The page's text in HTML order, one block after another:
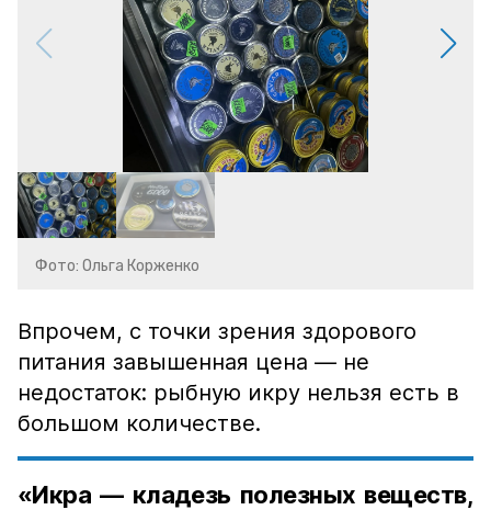
Фото: Ольга Корженко
Впрочем, с точки зрения здорового
питания завышенная цена — не
недостаток: рыбную икру нельзя есть в
большом количестве.
«Икра — кладезь полезных веществ,